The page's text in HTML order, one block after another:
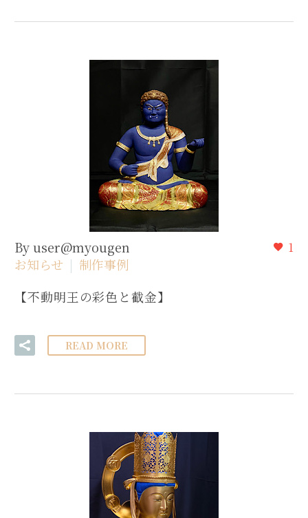
1
By user@myougen
お知らせ
制作事例
【不動明王の彩色と截金】
READ MORE